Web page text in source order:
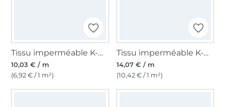
Tissu imperméable K-way léger Uni, blanc cassé
10,03 € / m
(6,92 € / 1 m²)
Tissu imperméable K-way Metallic, turquoise clair
14,07 € / m
(10,42 € / 1 m²)